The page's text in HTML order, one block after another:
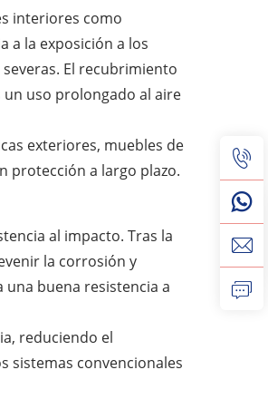
interiores como
a la exposición a los
El recubrimiento
uso prolongado al aire
exteriores, muebles de
protección a largo plazo.
al impacto. Tras la
la corrosión y
buena resistencia a
reduciendo el
sistemas convencionales